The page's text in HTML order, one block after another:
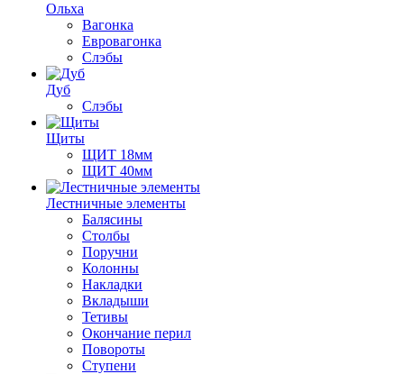
Ольха
Вагонка
Евровагонка
Слэбы
Дуб
Слэбы
Щиты
ЩИТ 18мм
ЩИТ 40мм
Лестничные элементы
Балясины
Столбы
Поручни
Колонны
Накладки
Вкладыши
Тетивы
Окончание перил
Повороты
Ступени